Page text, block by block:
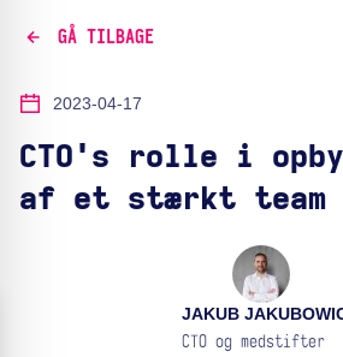
GÅ TILBAGE
2023-04-17
CTO's rolle i
af et stærkt team
JAKUB
CTO og medstifter